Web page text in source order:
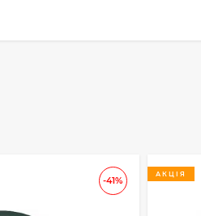
-41%
АКЦІЯ